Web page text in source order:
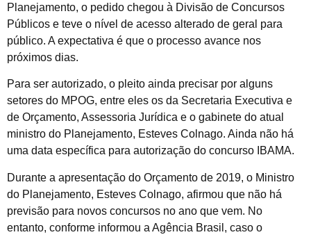
Planejamento, o pedido chegou à Divisão de Concursos
Públicos e teve o nível de acesso alterado de geral para
público. A expectativa é que o processo avance nos
próximos dias.
Para ser autorizado, o pleito ainda precisar por alguns
setores do MPOG, entre eles os da Secretaria Executiva e
de Orçamento, Assessoria Jurídica e o gabinete do atual
ministro do Planejamento, Esteves Colnago. Ainda não há
uma data específica para autorização do concurso IBAMA.
Durante a apresentação do Orçamento de 2019, o Ministro
do Planejamento, Esteves Colnago, afirmou que não há
previsão para novos concursos no ano que vem. No
entanto, conforme informou a Agência Brasil, caso o